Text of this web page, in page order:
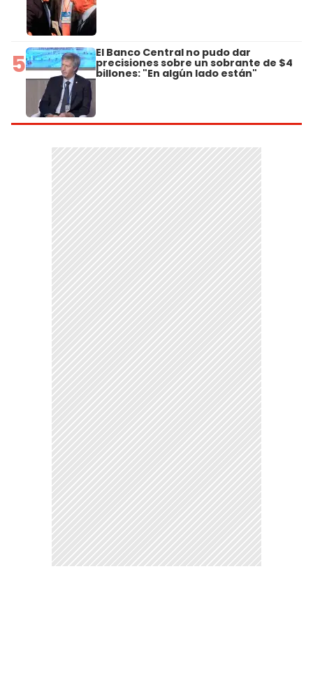
5 El Banco Central no pudo dar
precisiones sobre un sobrante de $4
billones: "En algún lado están"